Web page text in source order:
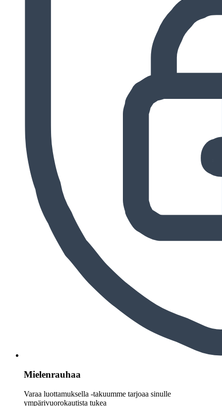
Mielenrauhaa
Varaa luottamuksella -takuumme tarjoaa sinulle
ympärivuorokautista tukea